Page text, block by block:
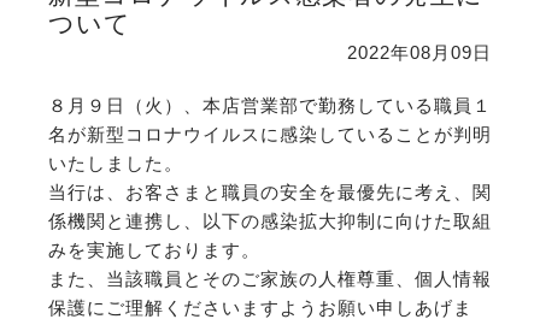
ついて
2022年08月09日
８月９日（火）、本店営業部で勤務している職員１
名が新型コロナウイルスに感染していることが判明
いたしました。
当行は、お客さまと職員の安全を最優先に考え、関
係機関と連携し、以下の感染拡大抑制に向けた取組
みを実施しております。
また、当該職員とそのご家族の人権尊重、個人情報
保護にご理解くださいますようお願い申しあげま